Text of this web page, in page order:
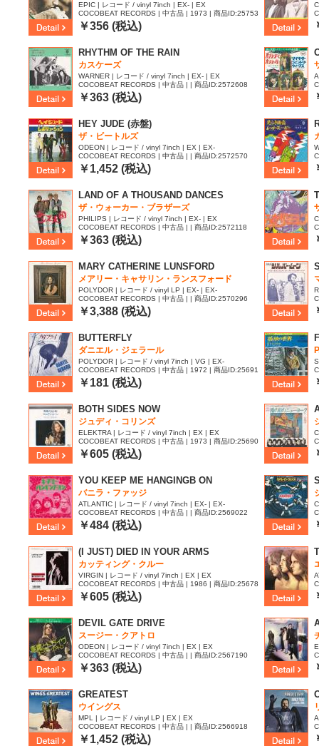
EPIC | レコード / vinyl 7inch | EX- | EX
COCOBEAT RECORDS | 中古品 | 1973 | 商品ID:25753
72
￥356 (税込)
RHYTHM OF THE RAIN
カスケーズ
WARNER | レコード / vinyl 7inch | EX- | EX
COCOBEAT RECORDS | 中古品 | | 商品ID:2572608
￥363 (税込)
HEY JUDE (赤盤)
ザ・ビートルズ
ODEON | レコード / vinyl 7inch | EX | EX-
COCOBEAT RECORDS | 中古品 | | 商品ID:2572570
￥1,452 (税込)
|
LAND OF A THOUSAND DANCES
ザ・ウォーカー・ブラザーズ
PHILIPS | レコード / vinyl 7inch | EX- | EX
COCOBEAT RECORDS | 中古品 | | 商品ID:2572118
￥363 (税込)
MARY CATHERINE LUNSFORD
メアリー・キャサリン・ランスフォード
POLYDOR | レコード / vinyl LP | EX- | EX-
COCOBEAT RECORDS | 中古品 | | 商品ID:2570296
￥3,388 (税込)
BUTTERFLY
ダニエル・ジェラール
POLYDOR | レコード / vinyl 7inch | VG | EX-
COCOBEAT RECORDS | 中古品 | 1972 | 商品ID:25691
79
￥181 (税込)
BOTH SIDES NOW
ジュディ・コリンズ
ELEKTRA | レコード / vinyl 7inch | EX | EX
COCOBEAT RECORDS | 中古品 | 1973 | 商品ID:25690
37
￥605 (税込)
YOU KEEP ME HANGINGB ON
バニラ・ファッジ
ATLANTIC | レコード / vinyl 7inch | EX- | EX-
COCOBEAT RECORDS | 中古品 | | 商品ID:2569022
￥484 (税込)
(I JUST) DIED IN YOUR ARMS
カッティング・クルー
VIRGIN | レコード / vinyl 7inch | EX | EX
COCOBEAT RECORDS | 中古品 | 1986 | 商品ID:25678
37
￥605 (税込)
DEVIL GATE DRIVE
スージー・クアトロ
ODEON | レコード / vinyl 7inch | EX | EX
COCOBEAT RECORDS | 中古品 | | 商品ID:2567190
￥363 (税込)
GREATEST
ウイングス
MPL | レコード / vinyl LP | EX | EX
COCOBEAT RECORDS | 中古品 | | 商品ID:2566918
￥1,452 (税込)